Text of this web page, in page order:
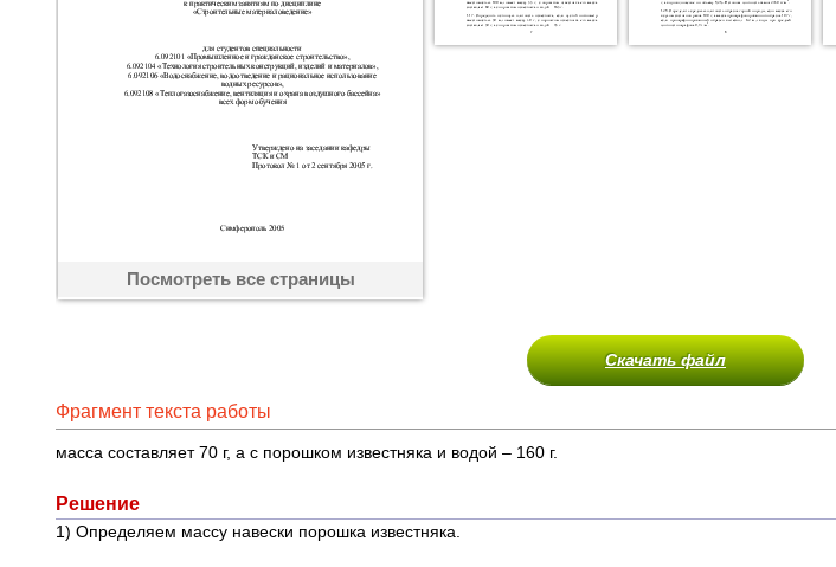
Посмотреть все страницы
Скачать файл
Фрагмент текста работы
масса составляет 70 г, а с порошком известняка и водой – 160 г.
Решение
1) Определяем массу навески порошка известняка.